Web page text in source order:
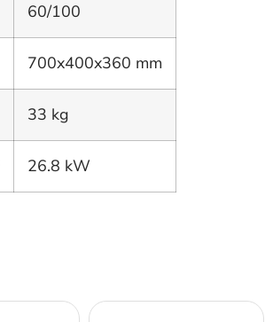
60/100
700x400x360 mm
33 kg
26.8 kW